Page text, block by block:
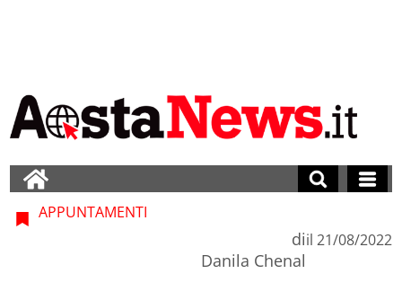
APPUNTAMENTI
di
Danila Chenal
il 21/08/2022